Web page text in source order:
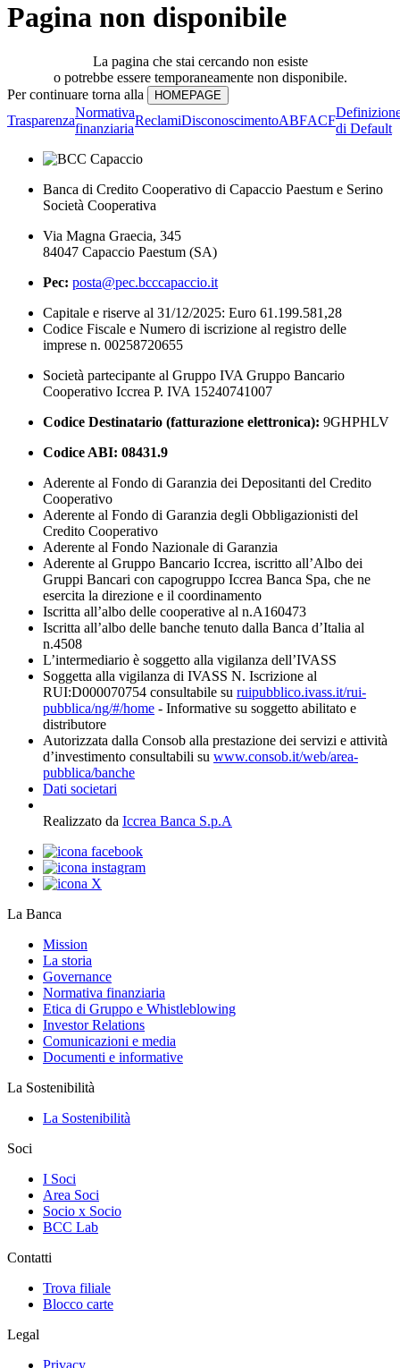
Pagina non disponibile
La pagina che stai cercando non esiste
o potrebbe essere temporaneamente non disponibile.
Per continuare torna alla
Trasparenza
Normativa
finanziaria
ReclamiDisconoscimentoABFACF
di Default
Banca di Credito Cooperativo di Capaccio Paestum e Serino
Società Cooperativa
Via Magna Graecia, 345
84047 Capaccio Paestum (SA)
Pec: posta@pec.bcccapaccio.it
Capitale e riserve al 31/12/2025: Euro 61.199.581,28
Codice Fiscale e Numero di iscrizione al registro delle
imprese n. 00258720655
Società partecipante al Gruppo IVA Gruppo Bancario
Cooperativo Iccrea P. IVA 15240741007
Codice Destinatario (fatturazione elettronica): 9GHPHLV
Codice ABI: 08431.9
Aderente al Fondo di Garanzia dei Depositanti del Credito
Cooperativo
Aderente al Fondo di Garanzia degli Obbligazionisti del
Credito Cooperativo
Aderente al Fondo Nazionale di Garanzia
Aderente al Gruppo Bancario Iccrea, iscritto all’Albo dei
Gruppi Bancari con capogruppo Iccrea Banca Spa, che ne
esercita la direzione e il coordinamento
Iscritta all’albo delle cooperative al n.A160473
Iscritta all’albo delle banche tenuto dalla Banca d’Italia al
n.4508
L’intermediario è soggetto alla vigilanza dell’IVASS
Soggetta alla vigilanza di IVASS N. Iscrizione al
RUI:D000070754 consultabile su ruipubblico.ivass.it/rui-
pubblica/ng/#/home - Informative su soggetto abilitato e
distributore
Autorizzata dalla Consob alla prestazione dei servizi e attività
d’investimento consultabili su www.consob.it/web/area-
pubblica/banche
Dati societari
Realizzato da Iccrea Banca S.p.A
La Banca
Mission
La storia
Governance
Normativa finanziaria
Etica di Gruppo e Whistleblowing
Investor Relations
Comunicazioni e media
Documenti e informative
La Sostenibilità
La Sostenibilità
Soci
I Soci
Area Soci
Socio x Socio
BCC Lab
Contatti
Trova filiale
Blocco carte
Legal
Privacy